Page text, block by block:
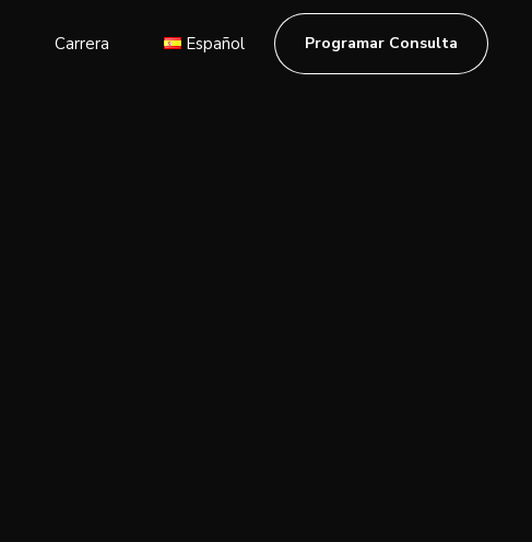
Programar Consulta
Carrera
Español